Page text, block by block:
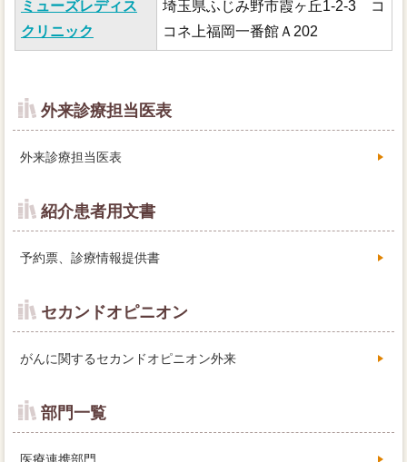
ミューズレディス
クリニック
埼玉県ふじみ野市霞ヶ丘1-2-3 コ
コネ上福岡一番館Ａ202
外来診療担当医表
外来診療担当医表
紹介患者用文書
予約票、診療情報提供書
セカンドオピニオン
がんに関するセカンドオピニオン外来
部門一覧